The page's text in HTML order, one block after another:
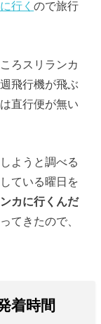
行くので旅行
ろスリランカ
飛行機が飛ぶ
直行便が無い
ようと調べる
ている曜日を
カに行くんだ
てきたので、
着時間